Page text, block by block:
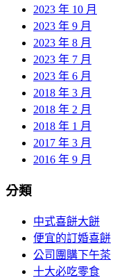
2023 年 10 月
2023 年 9 月
2023 年 8 月
2023 年 7 月
2023 年 6 月
2018 年 3 月
2018 年 2 月
2018 年 1 月
2017 年 3 月
2016 年 9 月
分類
中式喜餅大餅
便宜的訂婚喜餅
公司團購下午茶
十大必吃零食